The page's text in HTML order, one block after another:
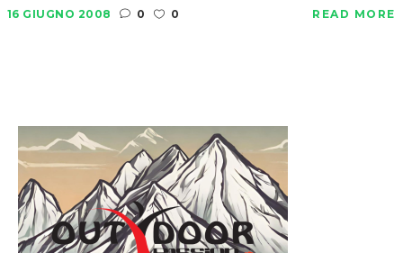
16 GIUGNO 2008 0 0 READ MORE